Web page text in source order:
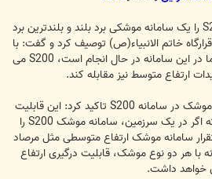
اسماعیلی، سامانه موشکی S200 را یک سامانه موشکی برد بلند و بلندترین برد
خاتم الانبیاء(ص) توصیف کرد و گفت: با
تغییراتی که توسط متخصصان ما در این سامانه در حال انجام است، S200 می
ارتفاع متوسط نیز مقابله کند.
وی با اشاره به بکارگیری دو نوع موشک در سامانه S200 تاکید کرد: این قابلیت
ما را چندین پله به جلو می‌برد که اگر در یک سرزمین، سامانه موشک S200 را
سامانه موشک ارتفاع متوسطی مثل مرصاد
با هر دو نوع موشک، قابلیت درگیری ارتفاع
خواهد داشت.